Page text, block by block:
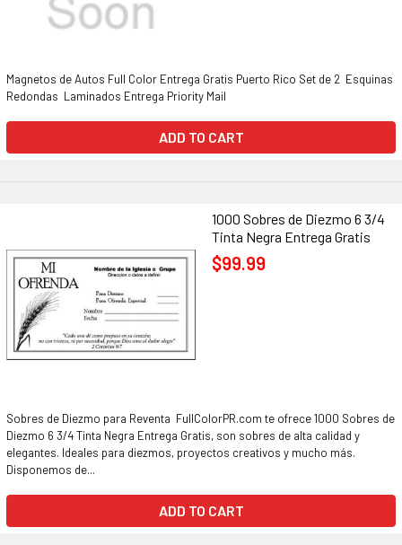
Magnetos de Autos Full Color Entrega Gratis Puerto Rico Set de 2 Esquinas
Redondas Laminados Entrega Priority Mail
ADD TO CART
1000 Sobres de Diezmo 6 3/4
Tinta Negra Entrega Gratis
$99.99
Sobres de Diezmo para Reventa FullColorPR.com te ofrece 1000 Sobres de
Diezmo 6 3/4 Tinta Negra Entrega Gratis, son sobres de alta calidad y
elegantes. Ideales para diezmos, proyectos creativos y mucho más.
Disponemos de...
ADD TO CART